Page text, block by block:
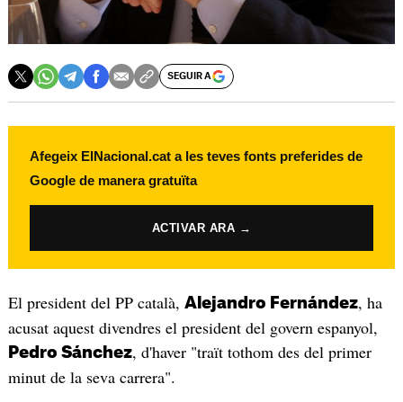
SEGUIR A
Afegeix ElNacional.cat a les teves fonts preferides de
Google de manera gratuïta
ACTIVAR ARA →
El president del PP català, Alejandro Fernández, ha
acusat aquest divendres el president del govern espanyol,
Pedro Sánchez, d'haver "traït tothom des del primer
minut de la seva carrera".